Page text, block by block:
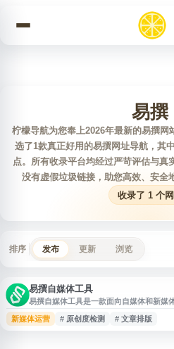
易撰
柠檬导航为您奉上2026年最新的易撰网
选了1款真正好用的易撰网址导航，其
点。所有收录平台均经过严苛评估与真
没有虚假垃圾链接，助您高效、安全
收录了 1 个
排序 发布 更新 浏览
易撰自媒体工具
易撰自媒体工具是一款面向自媒体和新媒
挖掘整合分析各大自媒体平台内容，提供
材、微信文章编辑排版、标题生成、原创
新媒体运营 # 原创度检测 # 文章排版